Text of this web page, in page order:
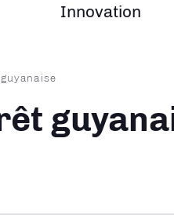
Innovation